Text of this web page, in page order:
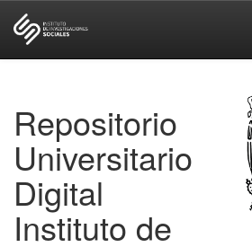
Repositorio
Universitario
Digital
Instituto de